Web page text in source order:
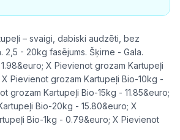
– svaigi, dabiski audzēti, bez
2,5 - 20kg fasējums. Šķirne - Gala.
X Pievienot grozam Kartupeļi
Pievienot grozam Kartupeļi Bio-10kg -
grozam Kartupeļi Bio-15kg - 11.85&euro;
Bio-20kg - 15.80&euro; X
Bio-1kg - 0.79&euro; X Pievienot